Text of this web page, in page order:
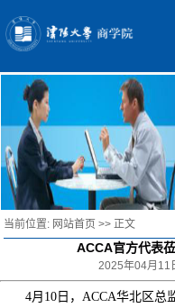
当前位置: 网站首页 >> 正文
ACCA官方代表
2025年04月11
4月10日，ACCA华北区总